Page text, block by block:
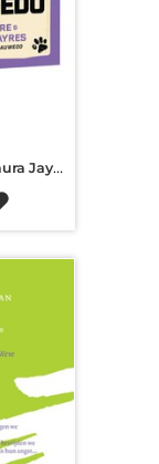
Gareth Moore-Laura Jayne Ayres